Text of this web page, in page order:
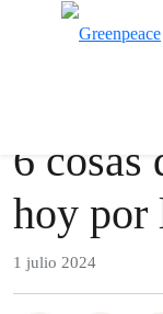
6 cosas
hoy por
1 julio 2024